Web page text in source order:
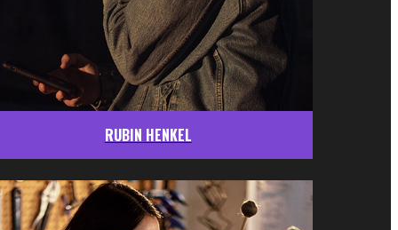
RUBIN HENKEL